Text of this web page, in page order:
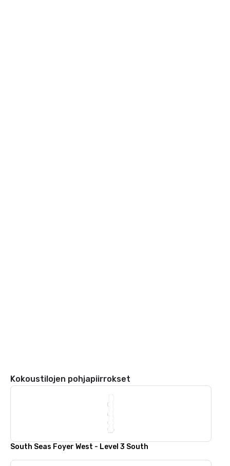
Kokoustilojen pohjapiirrokset
South Seas Foyer West - Level 3 South